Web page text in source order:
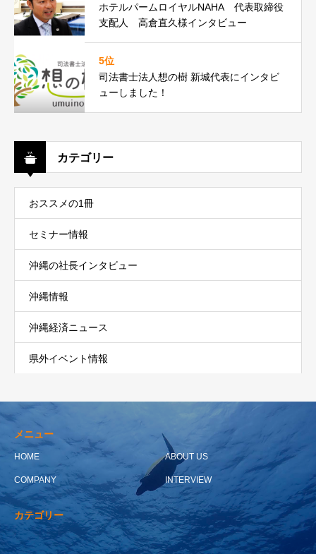
ホテルパームロイヤルNAHA 代表取締役
支配人 高倉直久様インタビュー
5位
司法書士法人想の樹 新城代表にインタビ
ューしました！
カテゴリー
おススメの1冊
セミナー情報
沖縄の社長インタビュー
沖縄情報
沖縄経済ニュース
県外イベント情報
メニュー
HOME ABOUT US
COMPANY INTERVIEW
カテゴリー